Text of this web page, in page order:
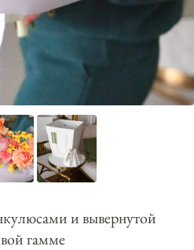
и вывернутой
гамме